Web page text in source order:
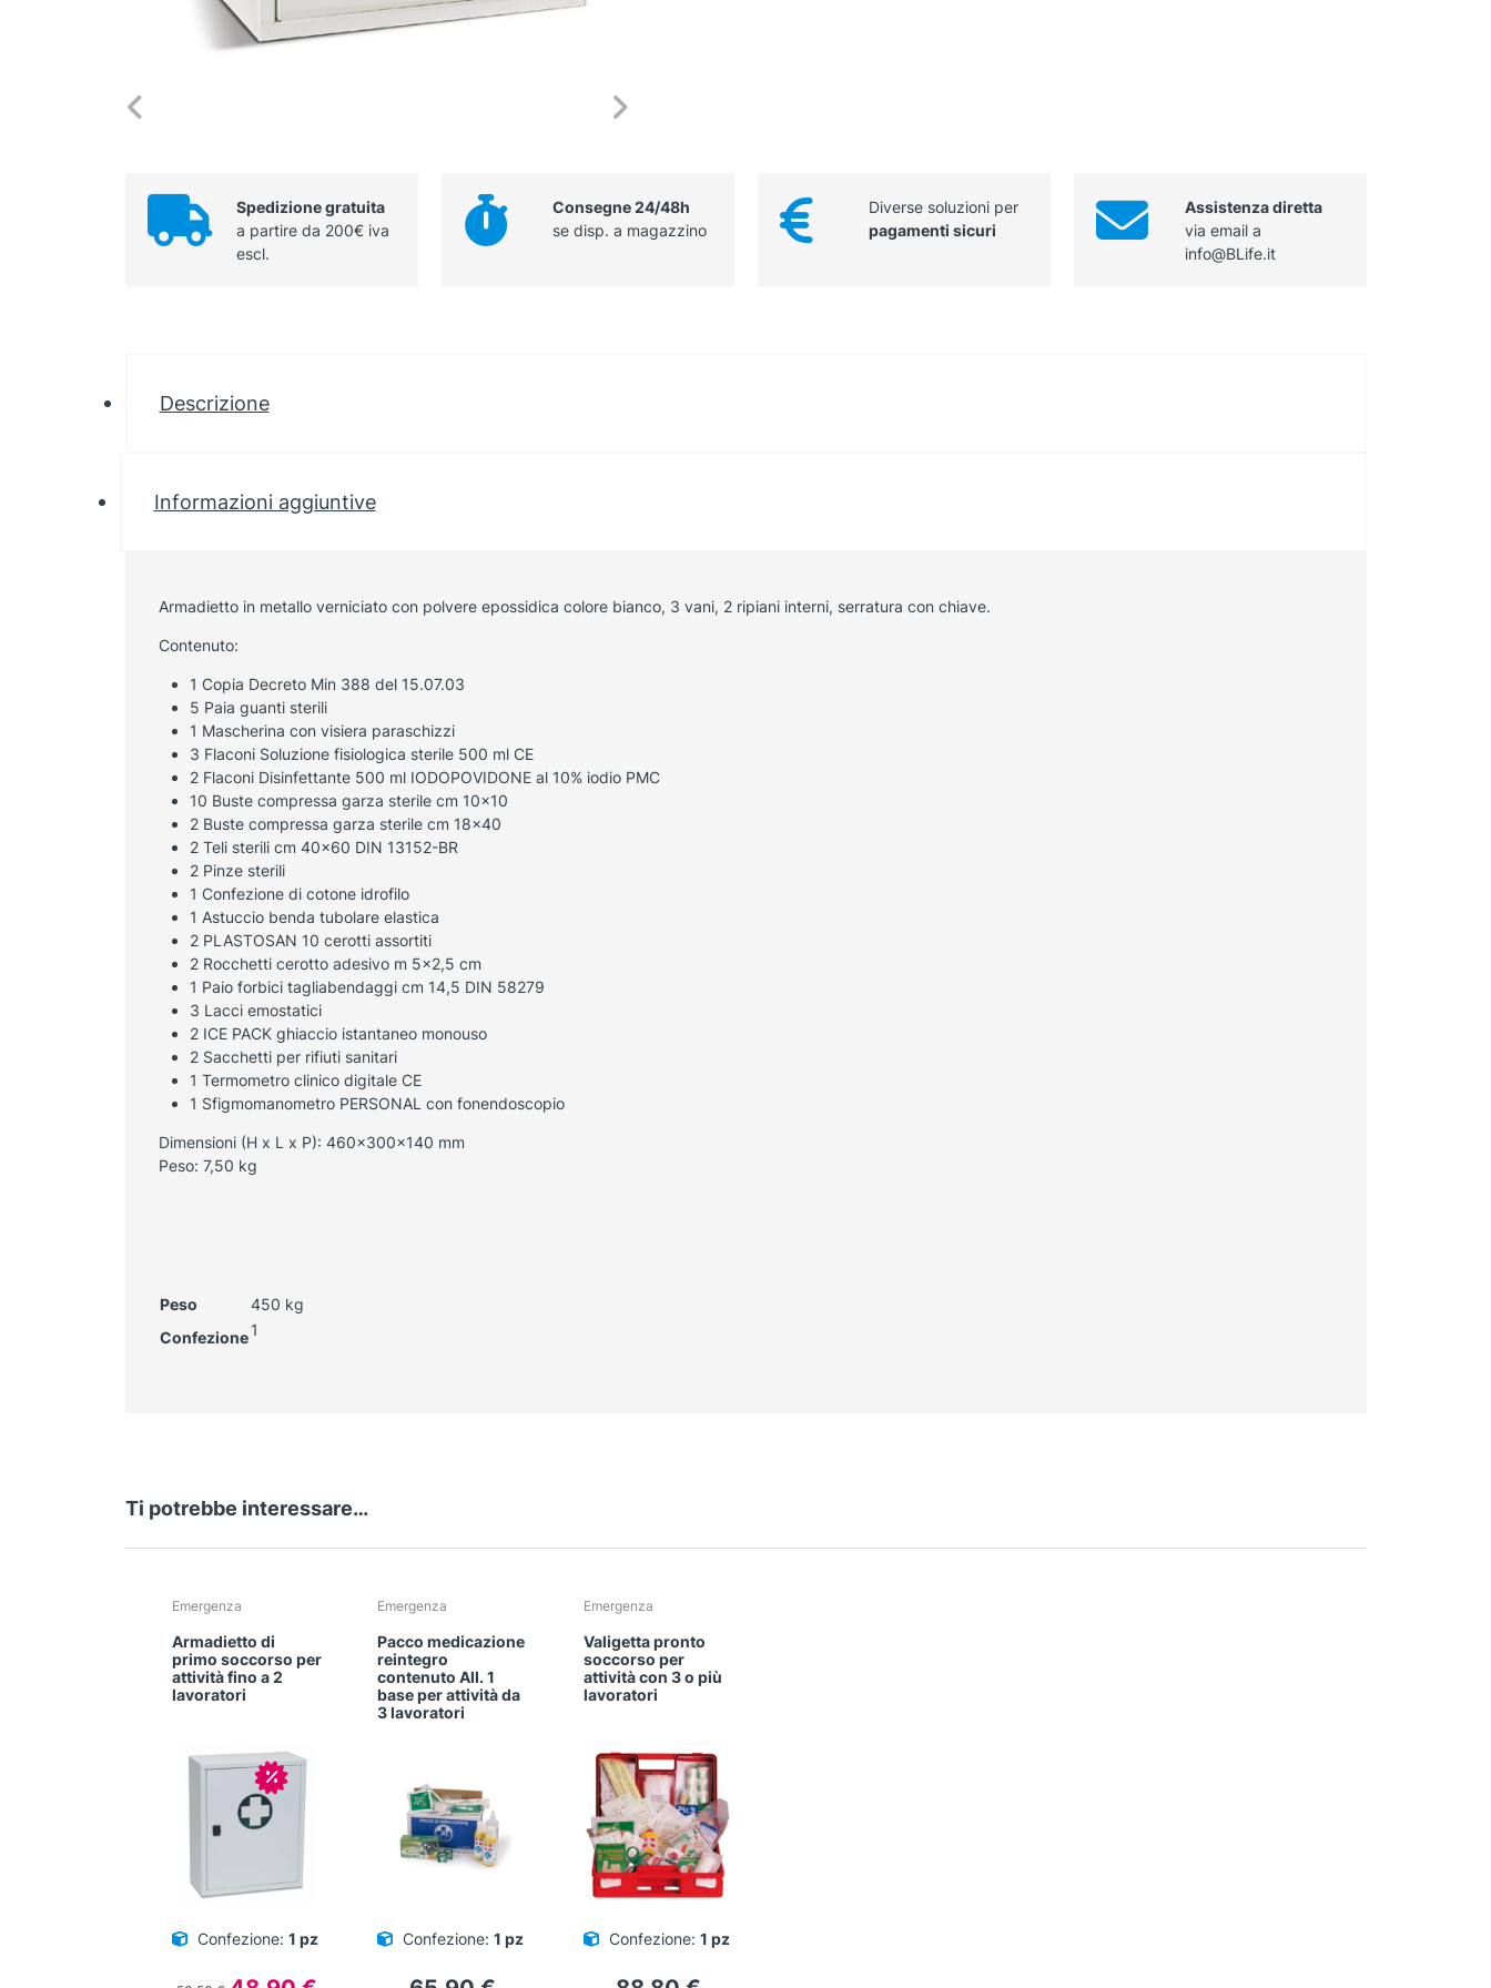
Spedizione gratuita
a partire da 200€ iva
escl.
Consegne 24/48h
se disp. a magazzino
Diverse soluzioni per
pagamenti sicuri
Assistenza diretta
via email a
info@BLife.it
Descrizione
Informazioni aggiuntive
Armadietto in metallo verniciato con polvere epossidica colore bianco, 3 vani, 2 ripiani interni, serratura con chiave.
Contenuto:
1 Copia Decreto Min 388 del 15.07.03
5 Paia guanti sterili
1 Mascherina con visiera paraschizzi
3 Flaconi Soluzione fisiologica sterile 500 ml CE
2 Flaconi Disinfettante 500 ml IODOPOVIDONE al 10% iodio PMC
10 Buste compressa garza sterile cm 10×10
2 Buste compressa garza sterile cm 18×40
2 Teli sterili cm 40×60 DIN 13152-BR
2 Pinze sterili
1 Confezione di cotone idrofilo
1 Astuccio benda tubolare elastica
2 PLASTOSAN 10 cerotti assortiti
2 Rocchetti cerotto adesivo m 5×2,5 cm
1 Paio forbici tagliabendaggi cm 14,5 DIN 58279
3 Lacci emostatici
2 ICE PACK ghiaccio istantaneo monouso
2 Sacchetti per rifiuti sanitari
1 Termometro clinico digitale CE
1 Sfigmomanometro PERSONAL con fonendoscopio
Dimensioni (H x L x P): 460x300x140 mm
Peso: 7,50 kg
Peso
450 kg
Confezione 1
Ti potrebbe interessare…
Emergenza
Armadietto di
primo soccorso per
attività fino a 2
lavoratori
In offerta!
Confezione: 1 pz
Il
Emergenza
Pacco medicazione
reintegro
contenuto All. 1
base per attività da
3 lavoratori
Confezione: 1 pz
Emergenza
Valigetta pronto
soccorso per
attività con 3 o più
lavoratori
Confezione: 1 pz